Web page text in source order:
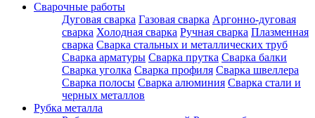
Сварочные работы
Дуговая сварка Газовая сварка Аргонно-дуговая
сварка Холодная сварка Ручная сварка Плазменная
сварка Сварка стальных и металлических труб
Сварка арматуры Сварка прутка Сварка балки
Сварка уголка Сварка профиля Сварка швеллера
Сварка полосы Сварка алюминия Сварка стали и
черных металлов
Рубка металла